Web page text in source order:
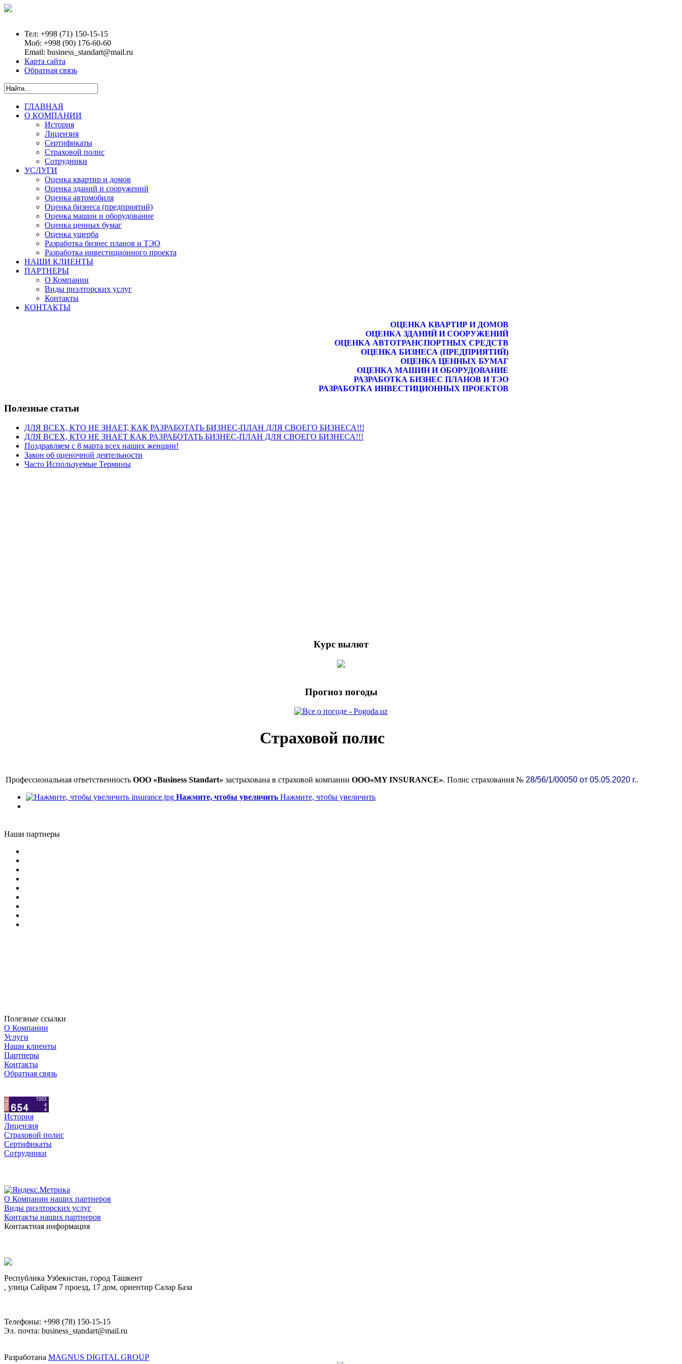
Тел: +998 (71) 150-15-15
Моб: +998 (90) 176-60-60
Email: business_standart@mail.ru
Карта сайта
Обратная связь
ГЛАВНАЯ
О КОМПАНИИ
История
Лицензия
Сертификаты
Страховой полис
Сотрудники
УСЛУГИ
Оценка квартир и домов
Оценка зданий и сооружений
Оценка автомобиля
Оценка бизнеса (предприятий)
Оценка машин и оборудование
Оценка ценных бумаг
Оценка ущерба
Разработка бизнес планов и ТЭО
Разработка инвестиционного проекта
НАШИ КЛИЕНТЫ
ПАРТНЕРЫ
О Компании
Виды риэлторских услуг
Контакты
КОНТАКТЫ
ОЦЕНКА КВАРТИР И ДОМОВ
ОЦЕНКА ЗДАНИЙ И СООРУЖЕНИЙ
ОЦЕНКА АВТОТРАНСПОРТНЫХ СРЕДСТВ
ОЦЕНКА БИЗНЕСА (ПРЕДПРИЯТИЙ)
ОЦЕНКА ЦЕННЫХ БУМАГ
ОЦЕНКА МАШИН И ОБОРУДОВАНИЕ
РАЗРАБОТКА БИЗНЕС ПЛАНОВ И ТЭО
РАЗРАБОТКА ИНВЕСТИЦИОННЫХ ПРОЕКТОВ
Полезные статьи
ДЛЯ ВСЕХ, КТО НЕ ЗНАЕТ, КАК РАЗРАБОТАТЬ БИЗНЕС-ПЛАН ДЛЯ СВОЕГО БИЗНЕСА!!!
ДЛЯ ВСЕХ, КТО НЕ ЗНАЕТ КАК РАЗРАБОТАТЬ БИЗНЕС-ПЛАН ДЛЯ СВОЕГО БИЗНЕСА!!!
Поздравляем с 8 марта всех наших женщин!
Закон об оценочной деятельности
Часто Используемые Термины
Курс вылют
Прогноз погоды
Страховой полис
Профессиональная ответственность ООО «Business Standart» застрахована в страховой компании ООО«MY INSURANCE». Полис страхования № 28/56/1/00050 от 05.05.2020 г..
Нажмите, чтобы увеличить Нажмите, чтобы увеличить
Наши партнеры
Полезные ссылки
О Компании
Услуги
Наши клиенты
Партнеры
Контакты
Обратная связь
История
Лицензия
Страховой полис
Сертификаты
Сотрудники
О Компании наших партнеров
Виды риэлторских услуг
Контакты наших партнеров
Контактная информация
Республика Узбекистан, город Ташкент
, улица Сайрам 7 проезд, 17 дом, ориентир Салар База
Телефоны: +998 (78) 150-15-15
Эл. почта: business_standart@mail.ru
Разработана MAGNUS DIGITAL GROUP